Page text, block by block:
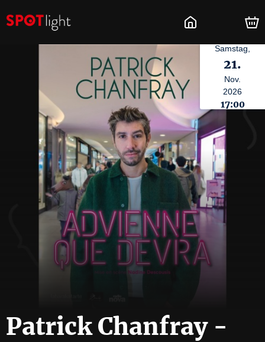
Samstag,
21.
Nov.
2026
17:00
Patrick Chanfray -